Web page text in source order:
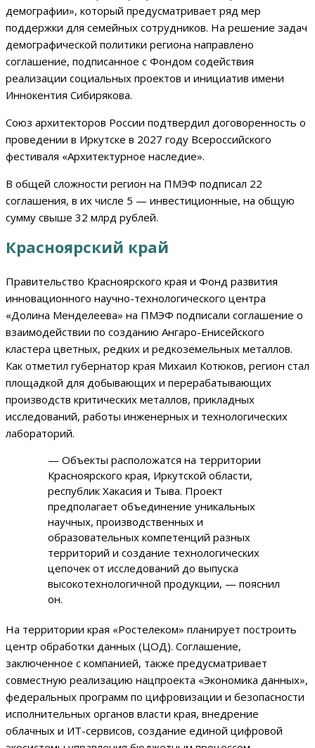
демографии», который предусматривает ряд мер
поддержки для семейных сотрудников. На решение задач
демографической политики региона направлено
соглашение, подписанное с Фондом содействия
реализации социальных проектов и инициатив имени
Иннокентия Сибирякова.
Союз архитекторов России подтвердил договоренность о
проведении в Иркутске в 2027 году Всероссийского
фестиваля «Архитектурное наследие».
В общей сложности регион на ПМЭФ подписал 22
соглашения, в их числе 5 — инвестиционные, на общую
сумму свыше 32 млрд рублей.
Красноярский край
Правительство Красноярского края и Фонд развития
инновационного научно-технологического центра
«Долина Менделеева» на ПМЭФ подписали соглашение о
взаимодействии по созданию Ангаро-Енисейского
кластера цветных, редких и редкоземельных металлов.
Как отметил губернатор края Михаил Котюков, регион стал
площадкой для добывающих и перерабатывающих
производств критических металлов, прикладных
исследований, работы инженерных и технологических
лабораторий.
— Объекты расположатся на территории
Красноярского края, Иркутской области,
республик Хакасия и Тыва. Проект
предполагает объединение уникальных
научных, производственных и
образовательных компетенций разных
территорий и создание технологических
цепочек от исследований до выпуска
высокотехнологичной продукции, — пояснил
он.
На территории края «Ростелеком» планирует построить
центр обработки данных (ЦОД). Соглашение,
заключенное с компанией, также предусматривает
совместную реализацию нацпроекта «Экономика данных»,
федеральных программ по цифровизации и безопасности
исполнительных органов власти края, внедрение
облачных и ИТ-сервисов, создание единой цифровой